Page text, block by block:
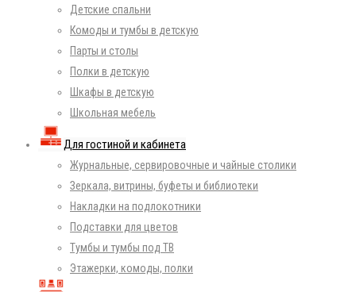
Детские спальни
Комоды и тумбы в детскую
Парты и столы
Полки в детскую
Шкафы в детскую
Школьная мебель
Для гостиной и кабинета
Журнальные, сервировочные и чайные столики
Зеркала, витрины, буфеты и библиотеки
Накладки на подлокотники
Подставки для цветов
Тумбы и тумбы под ТВ
Этажерки, комоды, полки